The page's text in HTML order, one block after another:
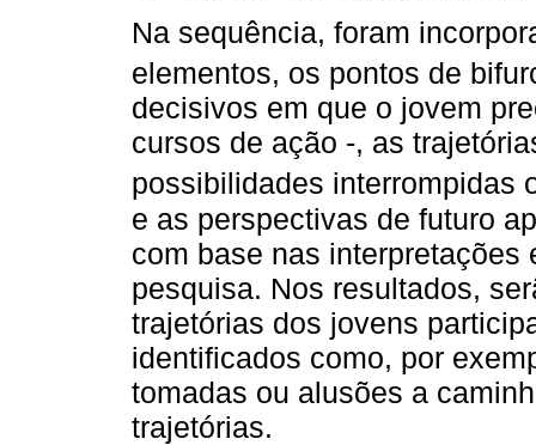
Na sequência, foram
elementos, os pontos de
decisivos em que o jovem
cursos de ação -, as
possibilidades interrompidas
e as perspectivas de futuro
com base nas interpretações
pesquisa. Nos resultados,
trajetórias dos jovens
identificados como, por
tomadas ou alusões a
trajetórias.